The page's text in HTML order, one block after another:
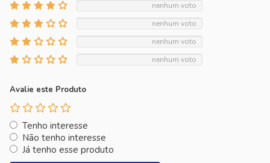
nenhum voto
nenhum voto
nenhum voto
nenhum voto
Avalie este Produto
Tenho interesse
Não tenho interesse
Já tenho esse produto